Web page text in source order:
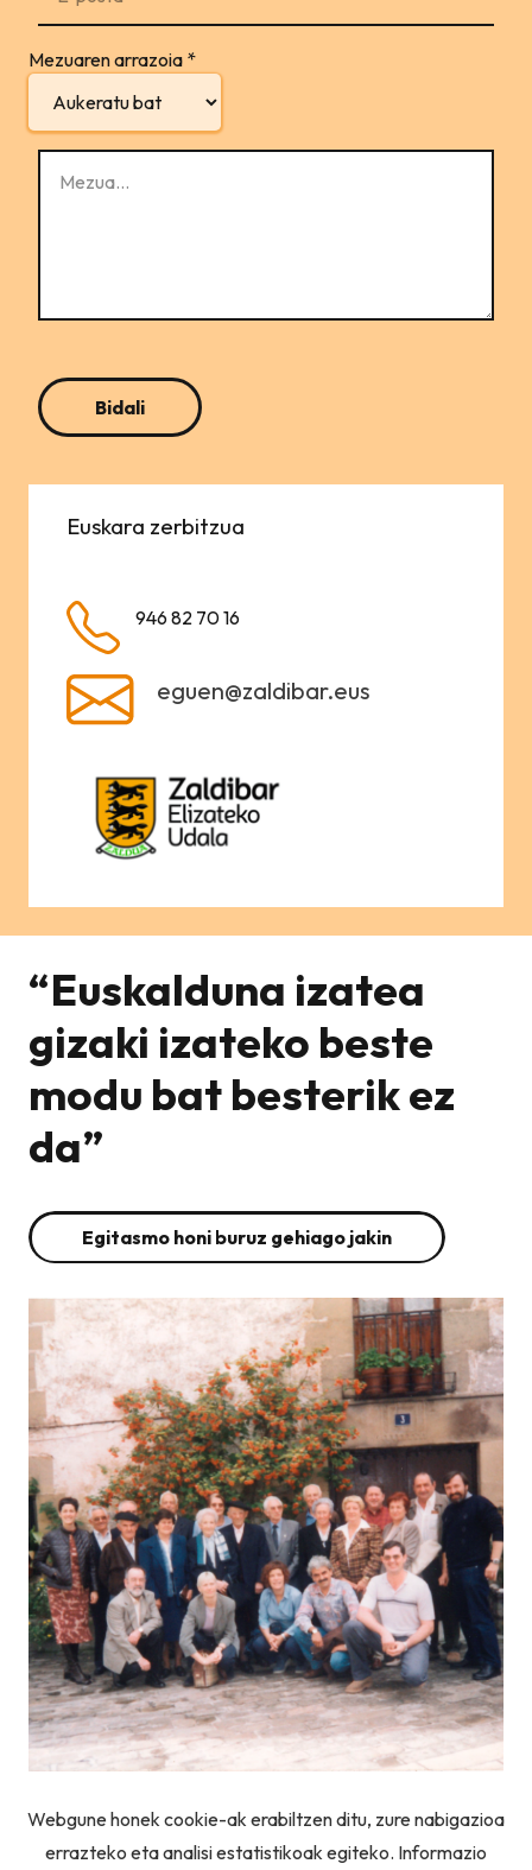
Mezuaren arrazoia *
Euskara zerbitzua
946 82 70 16
eguen@zaldibar.eus
“Euskalduna izatea
gizaki izateko beste
modu bat besterik ez
da”
Egitasmo honi buruz gehiago jakin
Webgune honek cookie-ak erabiltzen ditu, zure nabigazioa
errazteko eta analisi estatistikoak egiteko. Informazio